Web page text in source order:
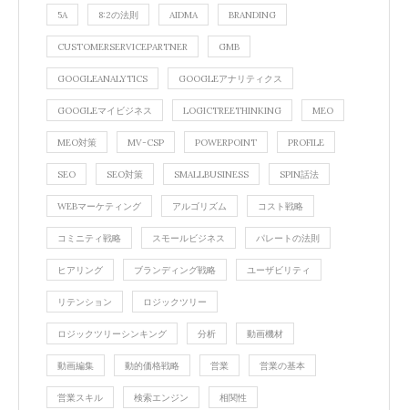
5A 8:2の法則 AIDMA BRANDING
CUSTOMERSERVICEPARTNER GMB
GOOGLEANALYTICS GOOGLEアナリティクス
GOOGLEマイビジネス LOGICTREETHINKING MEO
MEO対策 MV-CSP POWERPOINT PROFILE
SEO SEO対策 SMALLBUSINESS SPIN話法
WEBマーケティング アルゴリズム コスト戦略
コミニティ戦略 スモールビジネス パレートの法則
ヒアリング ブランディング戦略 ユーザビリティ
リテンション ロジックツリー
ロジックツリーシンキング 分析 動画機材
動画編集 動的価格戦略 営業 営業の基本
営業スキル 検索エンジン 相関性